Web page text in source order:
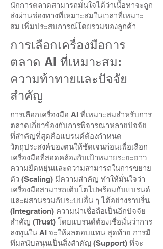
นักการตลาดสามารถมั่นใจได้ว่าเนื้อหาจะถูก
ส่งผ่านช่องทางที่เหมาะสมในเวลาที่เหมาะ
สม เพิ่มประสบการณ์โดยรวมของลูกค้า
การเลือกเครื่องมือการ
ตลาด AI ที่เหมาะสม:
ความท้าทายและปัจจัย
สำคัญ
การเลือกเครื่องมือ AI ที่เหมาะสมสำหรับการ
ตลาดเกี่ยวข้องกับการพิจารณาหลายปัจจัย
ที่สำคัญที่สุดคือแบรนด์ต้องกำหนด
วัตถุประสงค์ของตนให้ชัดเจนก่อนเพื่อเลือก
เครื่องมือที่สอดคล้องกับเป้าหมายระยะยาว
ความยืดหยุ่นและความสามารถในการขยาย
ตัว (Scaling) มีความสำคัญ ทำให้มั่นใจว่า
เครื่องมือสามารถเติบโตไปพร้อมกับแบรนด์
และผสานรวมกับระบบอื่น ๆ ได้อย่างราบรื่น
(Integration) ความน่าเชื่อถือเป็นอีกปัจจัย
สำคัญ (Trust) โดยแบรนด์ต้องเชื่อมั่นว่าการ
ลงทุนใน AI จะให้ผลตอบแทน สุดท้าย การมี
ทีมสนับสนุนเป็นสิ่งสำคัญ (Support) ที่จะ